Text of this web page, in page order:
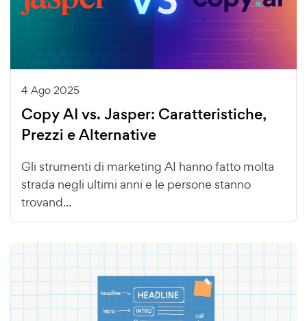
4 Ago 2025
Copy AI vs. Jasper: Caratteristiche,
Prezzi e Alternative
Gli strumenti di marketing AI hanno fatto molta
strada negli ultimi anni e le persone stanno
trovand...